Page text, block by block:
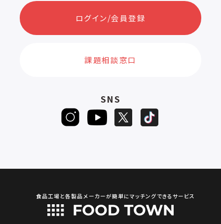
ログイン/会員登録
課題相談窓口
SNS
食品工場と各製品メーカーが簡単にマッチングできるサービス